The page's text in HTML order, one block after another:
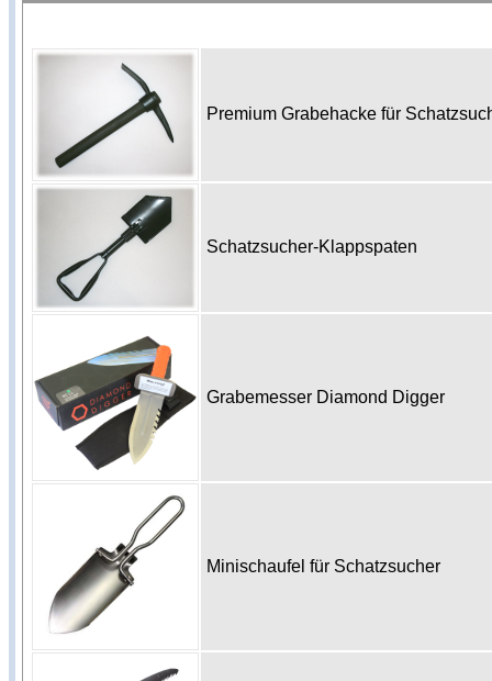
Premium Grabehacke für
Schatzsucher-Klappspaten
Grabemesser Diamond Digger
Minischaufel für Schatzsucher